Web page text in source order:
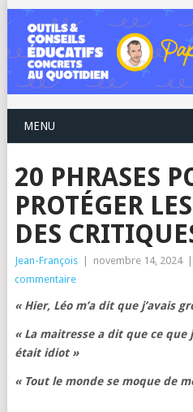
MENU
20 PHRASES
PROTÉGER
DES
Jean-François novembre 14, 2024
commentaire
« Hier, Léo m’a dit que j’avais
« La maitresse a dit que ce que
était idiot »
« Tout le monde se moque de